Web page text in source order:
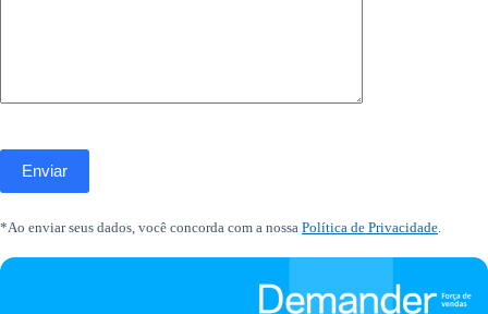
*Ao enviar seus dados, você concorda com a nossa Política de Privacidade